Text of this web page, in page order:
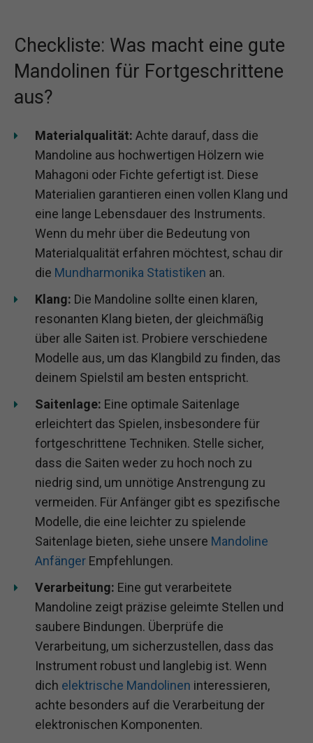
Checkliste: Was macht eine gute
Mandolinen für Fortgeschrittene
aus?
Materialqualität: Achte darauf, dass die
Mandoline aus hochwertigen Hölzern wie
Mahagoni oder Fichte gefertigt ist. Diese
Materialien garantieren einen vollen Klang und
eine lange Lebensdauer des Instruments.
Wenn du mehr über die Bedeutung von
Materialqualität erfahren möchtest, schau dir
die Mundharmonika Statistiken an.
Klang: Die Mandoline sollte einen klaren,
resonanten Klang bieten, der gleichmäßig
über alle Saiten ist. Probiere verschiedene
Modelle aus, um das Klangbild zu finden, das
deinem Spielstil am besten entspricht.
Saitenlage: Eine optimale Saitenlage
erleichtert das Spielen, insbesondere für
fortgeschrittene Techniken. Stelle sicher,
dass die Saiten weder zu hoch noch zu
niedrig sind, um unnötige Anstrengung zu
vermeiden. Für Anfänger gibt es spezifische
Modelle, die eine leichter zu spielende
Saitenlage bieten, siehe unsere Mandoline
Anfänger Empfehlungen.
Verarbeitung: Eine gut verarbeitete
Mandoline zeigt präzise geleimte Stellen und
saubere Bindungen. Überprüfe die
Verarbeitung, um sicherzustellen, dass das
Instrument robust und langlebig ist. Wenn
dich elektrische Mandolinen interessieren,
achte besonders auf die Verarbeitung der
elektronischen Komponenten.